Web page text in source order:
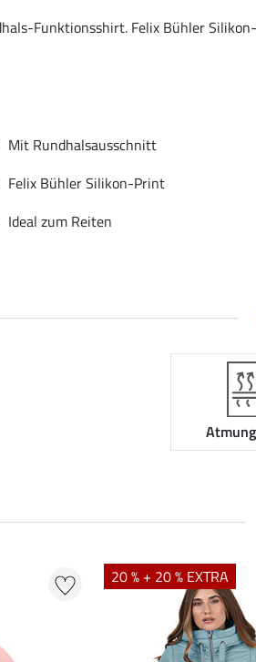
Funktionsshirt. Felix Bühler
Mit Rundhalsausschnitt
Felix Bühler Silikon-Print
Ideal zum Reiten
20 % + 20 % EXTRA